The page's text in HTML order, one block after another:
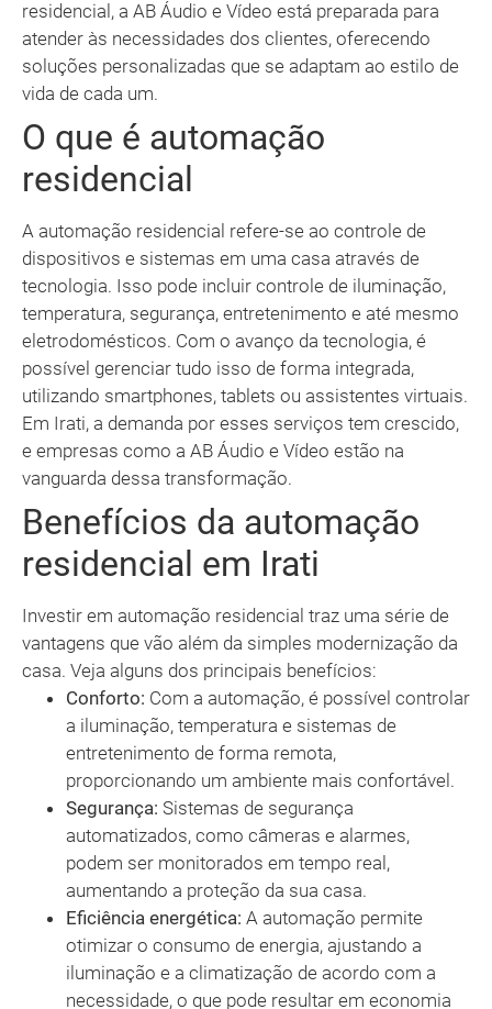
residencial, a AB Áudio e Vídeo está preparada para
atender às necessidades dos clientes, oferecendo
soluções personalizadas que se adaptam ao estilo de
vida de cada um.
O que é automação
residencial
A automação residencial refere-se ao controle de
dispositivos e sistemas em uma casa através de
tecnologia. Isso pode incluir controle de iluminação,
temperatura, segurança, entretenimento e até mesmo
eletrodomésticos. Com o avanço da tecnologia, é
possível gerenciar tudo isso de forma integrada,
utilizando smartphones, tablets ou assistentes virtuais.
Em Irati, a demanda por esses serviços tem crescido,
e empresas como a AB Áudio e Vídeo estão na
vanguarda dessa transformação.
Benefícios da automação
residencial em Irati
Investir em automação residencial traz uma série de
vantagens que vão além da simples modernização da
casa. Veja alguns dos principais benefícios:
Conforto: Com a automação, é possível controlar
a iluminação, temperatura e sistemas de
entretenimento de forma remota,
proporcionando um ambiente mais confortável.
Segurança: Sistemas de segurança
automatizados, como câmeras e alarmes,
podem ser monitorados em tempo real,
aumentando a proteção da sua casa.
Eficiência energética: A automação permite
otimizar o consumo de energia, ajustando a
iluminação e a climatização de acordo com a
necessidade, o que pode resultar em economia